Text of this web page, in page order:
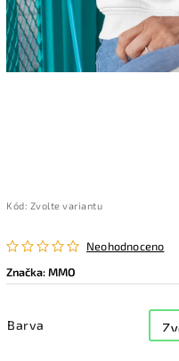
Kód: Zvolte variantu
Neohodnoceno
Značka:MMO
Barva